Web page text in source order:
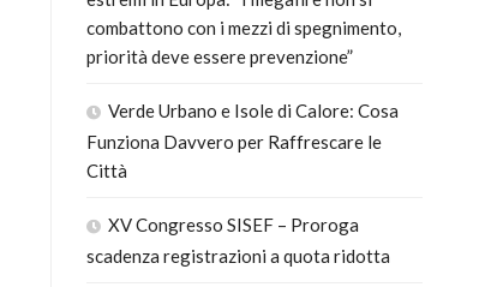
combattono con i mezzi di spegnimento,
priorità deve essere prevenzione”
Verde Urbano e Isole di Calore: Cosa
Funziona Davvero per Raffrescare le
Città
XV Congresso SISEF – Proroga
scadenza registrazioni a quota ridotta